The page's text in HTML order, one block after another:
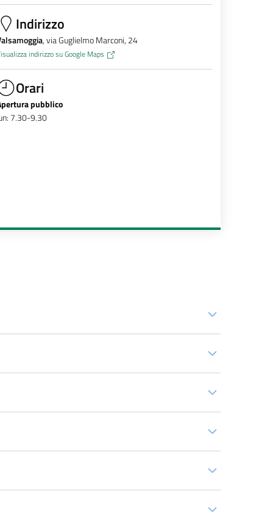
Indirizzo
, via Guglielmo Marconi, 24
indirizzo su Google Maps
Orari
pubblico
7.30-9.30